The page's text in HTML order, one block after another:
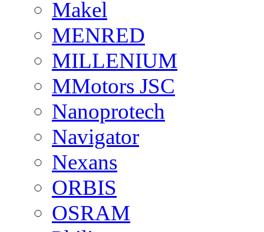
Makel
MENRED
MILLENIUM
MMotors JSC
Nanoprotech
Navigator
Nexans
ORBIS
OSRAM